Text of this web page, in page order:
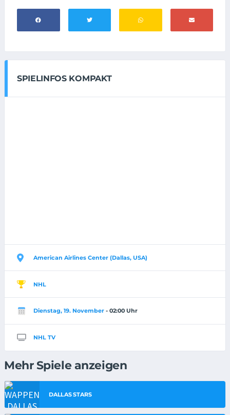
SPIELINFOS KOMPAKT
American Airlines Center (Dallas, USA)
NHL
Dienstag, 19. November - 02:00 Uhr
NHL TV
Mehr Spiele anzeigen
DALLAS STARS